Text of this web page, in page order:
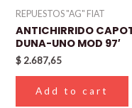
REPUESTOS "AG" FIAT
ANTICHIRRIDO
DUNA-UNO MOD 97′
$ 2.687,65
Add to cart